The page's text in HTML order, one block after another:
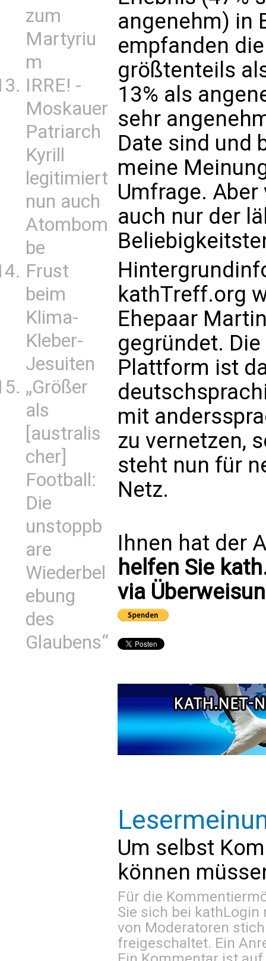
zum
Martyriu
m
IRRE! -
Moskauer
Patriarch
Kyrill
legitimiert
nun auch
Atombom
be
Frust
beim
Klima-
Kleber-
Jesuiten
„Größer
als
[australis
cher]
Football:
Die
unstoppb
are
Wiederbel
ebung
des
Glaubens“
angenehm) in
empfanden
größtenteils
13% als
sehr
Date sind und
meine
Umfrage.
auch nur der
kathTreff.org
Ehepaar
gegründet.
Plattform ist
mit
zu vernetzen,
steht nun für
Netz.
Ihnen hat der
helfen Sie
via
Um selbst
können
Für die
Sie sich bei kathLogin
von Moderatoren
freigeschaltet. Ein